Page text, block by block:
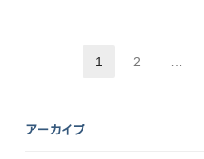
Page
1 Page
2 …
アーカイブ